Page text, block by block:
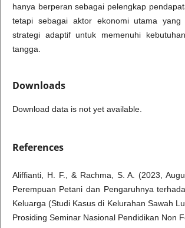
hanya berperan sebagai pelengkap
tetapi sebagai aktor ekonomi utama yang
strategi adaptif untuk memenuhi
tangga.
Downloads
Download data is not yet available.
References
Aliffianti, H. F., & Rachma, S. A. (2023,
Perempuan Petani dan Pengaruhnya
Keluarga (Studi Kasus di Kelurahan Sawah
Prosiding Seminar Nasional Pendidikan Non